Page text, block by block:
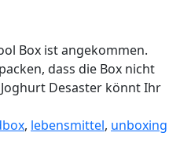
Box ist angekommen.
dass die Box nicht
Desaster könnt Ihr
, lebensmittel, unboxing